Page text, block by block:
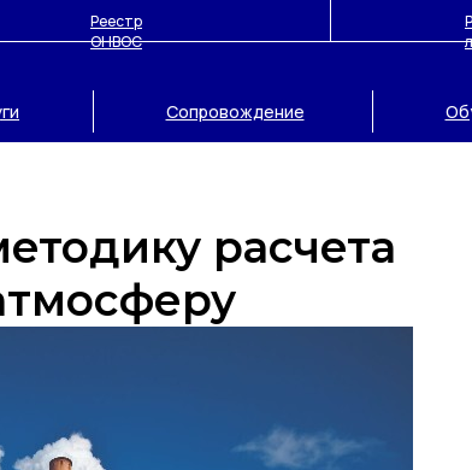
Реестр
ОНВОС
Сопровождение
расчета